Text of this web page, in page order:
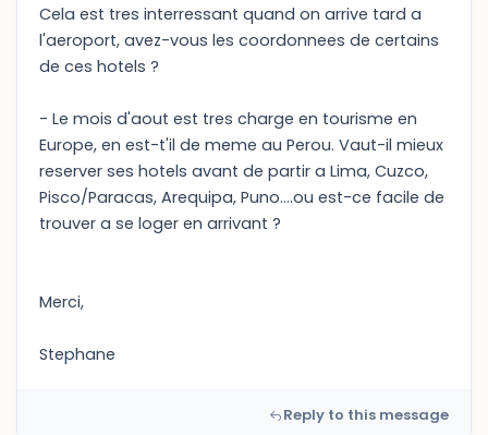
Cela est tres interressant quand on arrive tard a
l'aeroport, avez-vous les coordonnees de certains
de ces hotels ?
- Le mois d'aout est tres charge en tourisme en
Europe, en est-t'il de meme au Perou. Vaut-il mieux
reserver ses hotels avant de partir a Lima, Cuzco,
Pisco/Paracas, Arequipa, Puno....ou est-ce facile de
trouver a se loger en arrivant ?
Merci,
Stephane
Reply to this message